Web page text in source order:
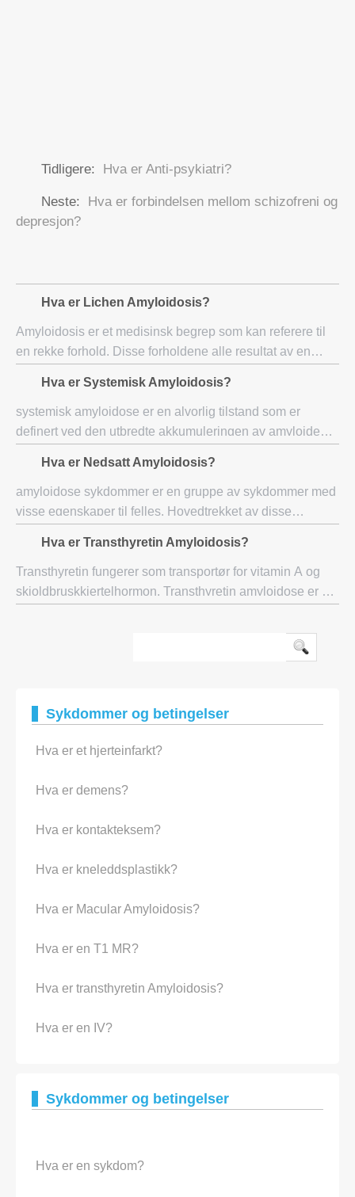
Tidligere: Hva er Anti-psykiatri?
Neste:
Hva er forbindelsen mellom schizofreni og
depresjon?
Hva er Lichen Amyloidosis?
Amyloidosis er et medisinsk begrep som kan referere til
en rekke forhold. Disse forholdene alle resultat av en
av lav amyloidose, innskudd s
Hva er Systemisk Amyloidosis?
systemisk amyloidose er en alvorlig tilstand som er
definert ved den utbredte akkumuleringen av amyloide
av avvikende antistoffer produsert i
Hva er Nedsatt Amyloidosis?
amyloidose sykdommer er en gruppe av sykdommer med
visse egenskaper til felles. Hovedtrekket av disse
proteiner. I renal amyloidose, er misdannede pr
Hva er Transthyretin Amyloidosis?
Transthyretin fungerer som transportør for vitamin A og
skjoldbruskkjertelhormon. Transthyretin amyloidose er en
Sykdommer og betingelser
Hva er et hjerteinfarkt?
Hva er demens?
Hva er kontakteksem?
Hva er kneleddsplastikk?
Hva er Macular Amyloidosis?
Hva er en T1 MR?
Hva er transthyretin Amyloidosis?
Hva er en IV?
Sykdommer og betingelser
Hva er en sykdom?